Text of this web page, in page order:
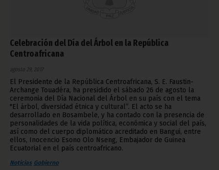
Celebración del Día del Árbol en la República
Centroafricana
agosto 29, 2017
El Presidente de la República Centroafricana, S. E. Faustin-
Archange Touadéra, ha presidido el sábado 26 de agosto la
ceremonia del Día Nacional del Árbol en su país con el tema
"El árbol, diversidad étnica y cultural”. El acto se ha
desarrollado en Bosambele, y ha contado con la presencia de
personalidades de la vida política, económica y social del país,
así como del cuerpo diplomático acreditado en Bangui, entre
ellos, Inocencio Esono Olo Nseng, Embajador de Guinea
Ecuatorial en el país centroafricano.
Noticias Gobierno